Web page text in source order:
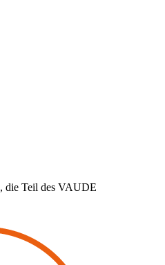
die Teil des VAUDE